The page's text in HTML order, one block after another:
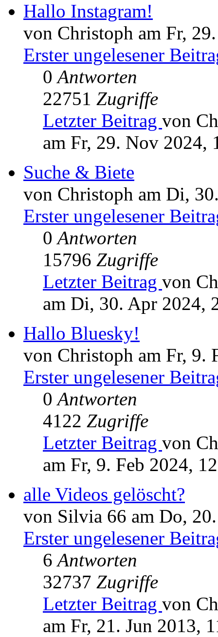
Hallo Instagram!
von Christoph am Fr,
Erster ungelesener
0Antworten
22751 Zugriffe
Letzter Beitrag von
am Fr, 29. Nov 2024,
Suche & Biete
von Christoph am Di,
Erster ungelesener
0Antworten
15796 Zugriffe
Letzter Beitrag von
am Di, 30. Apr 2024,
Hallo Bluesky!
von Christoph am Fr, 9.
Erster ungelesener
0Antworten
4122 Zugriffe
Letzter Beitrag von
am Fr, 9. Feb 2024,
alle Videos gelöscht?
von Silvia 66 am Do,
Erster ungelesener
6Antworten
32737 Zugriffe
Letzter Beitrag von
am Fr, 21. Jun 2013,